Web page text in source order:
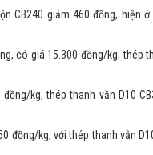
CB240 giảm 460 đồng, hiện
có giá 15.300 đồng/kg; thép
kg; thép thanh vằn D10
đồng/kg; với thép thanh vằn